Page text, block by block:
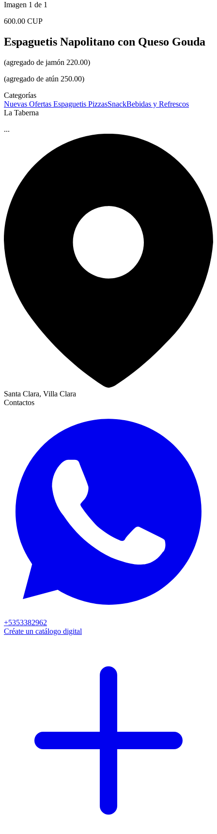
Imagen 1 de 1
600.00 CUP
Espaguetis Napolitano con Queso Gouda
(agregado de jamón 220.00)
(agregado de atún 250.00)
Categorías
Nuevas Ofertas Espaguetis PizzasSnackBebidas y Refrescos
La Taberna
...
Santa Clara, Villa Clara
Contactos
+5353382962
Créate un catálogo digital